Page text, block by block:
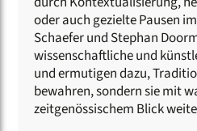
oder auch gezielte Pausen
Schaefer und Stephan
wissenschaftliche und
und ermutigen dazu,
bewahren, sondern sie mit
zeitgenössischem Blick